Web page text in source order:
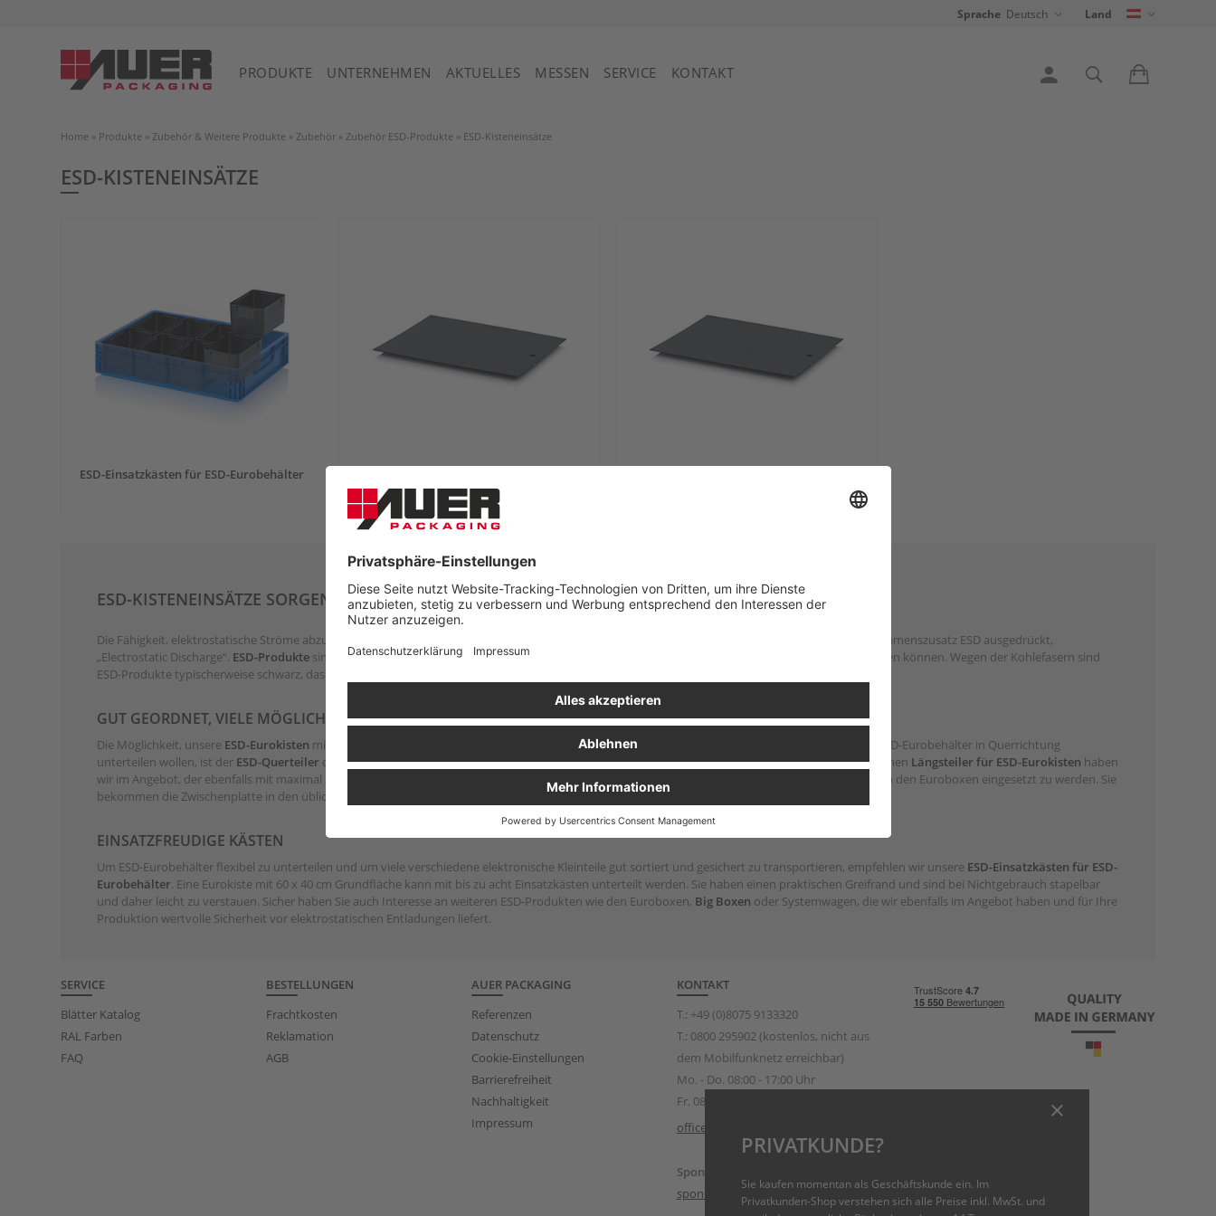
Sprache Deutsch Land
PRODUKTE UNTERNEHMEN AKTUELLES MESSEN SERVICE KONTAKT
Home » Produkte » Zubehör & Weitere Produkte » Zubehör » Zubehör ESD-Produkte » ESD-Kisteneinsätze
ESD-KISTENEINSÄTZE
ESD-Einsatzkästen für ESD-Eurobehälter
Eurobehälter
ESD-KISTENEINSÄTZE SORGEN FÜR MEHR ORDNUNG
Die Fähigkeit, elektrostatische Ströme abzuleiten und so empfindliche Elektro-Komponenten zu schützen, wird bei unseren Produkten durch den Namenszusatz ESD ausgedrückt,
„Electrostatic Discharge“. ESD-Produkte sind aus einem besonderen Kunststoff mit leitfähigen Kohlefasern, die elektrostatische Ströme sofort ableiten können. Wegen der Kohlefasern sind
ESD-Produkte typischerweise schwarz, das gilt auch für die verschiedenen ESD-Kisteneinsätze in unserem Angebot.
GUT GEORDNET, VIELE MÖGLICHKEITEN
Die Möglichkeit, unsere ESD-Eurokisten mit Kisteneinsätzen auszustatten, macht die Kisten zu vielfach einsetzbaren Werkzeugen. Wenn Sie einen ESD-Eurobehälter in Querrichtung
unterteilen wollen, ist der ESD-Querteiler die richtige Lösung. Je nach Größe können Sie eine Eurokiste mit bis zu 20 Querfächern bestücken. Auch einen Längsteiler für ESD-Eurokisten haben
wir im Angebot, der ebenfalls mit maximal 20 Unterteilungen aufwarten kann. Eine
ESD-Zwischenplatte
ist dazu da, um als zusätzliche Trennebene in den Euroboxen eingesetzt zu werden. Sie
bekommen die Zwischenplatte in den üblichen Standardgrößen, können sie aber auch von uns individuell nach Maß zuschneiden lassen.
EINSATZFREUDIGE KÄSTEN
Um ESD-Eurobehälter flexibel zu unterteilen und um viele verschiedene elektronische Kleinteile gut sortiert und gesichert zu transportieren, empfehlen wir unsere ESD-Einsatzkästen für ESD-
Eurobehälter . Eine Eurokiste mit 60 x 40 cm Grundfläche kann mit bis zu acht Einsatzkästen unterteilt werden. Sie haben einen praktischen Greifrand und sind bei Nichtgebrauch stapelbar
und daher leicht zu verstauen. Sicher haben Sie auch Interesse an weiteren ESD-Produkten wie den Euroboxen, Big Boxen oder Systemwagen, die wir ebenfalls im Angebot haben und für Ihre
Produktion wertvolle Sicherheit vor elektrostatischen Entladungen liefert.
SERVICE
Blätter Katalog
RAL Farben
FAQ
BESTELLUNGEN
Frachtkosten
Reklamation
AGB
AUER PACKAGING
Referenzen
Datenschutz
Cookie-Einstellungen
Barrierefreiheit
Nachhaltigkeit
Impressum
KONTAKT
T.: +49 (0)8075 9133320
T.: 0800 295902(kostenlos, nicht aus
dem Mobilfunknetz erreichbar)
Mo. - Do. 08:00 - 17:00 Uhr
Fr. 08:00 - 15:00 Uhr
office@auer-packaging.at
Sponsoring Anfragen
sponsoring@auer-packaging.com
PRIVATKUNDE?
Sie kaufen momentan als Geschäftskunde ein. Im
Privatkunden-Shop verstehen sich alle Preise inkl. MwSt. und